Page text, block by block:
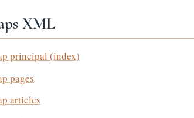
XML
principal (index)
pages
articles